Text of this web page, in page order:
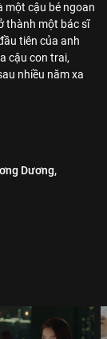
một cậu bé ngoan
thành một bác sĩ
tiên của anh
cậu con trai,
nhiều năm xa
Dương,